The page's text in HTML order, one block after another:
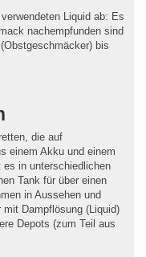
Liquid ab: Es
nachempfunden sind
bis
die auf
einem Akku und einem
es in unterschiedlichen
Tank für über einen
in Aussehen und
Dampflösung (Liquid)
Depots (zum Teil aus